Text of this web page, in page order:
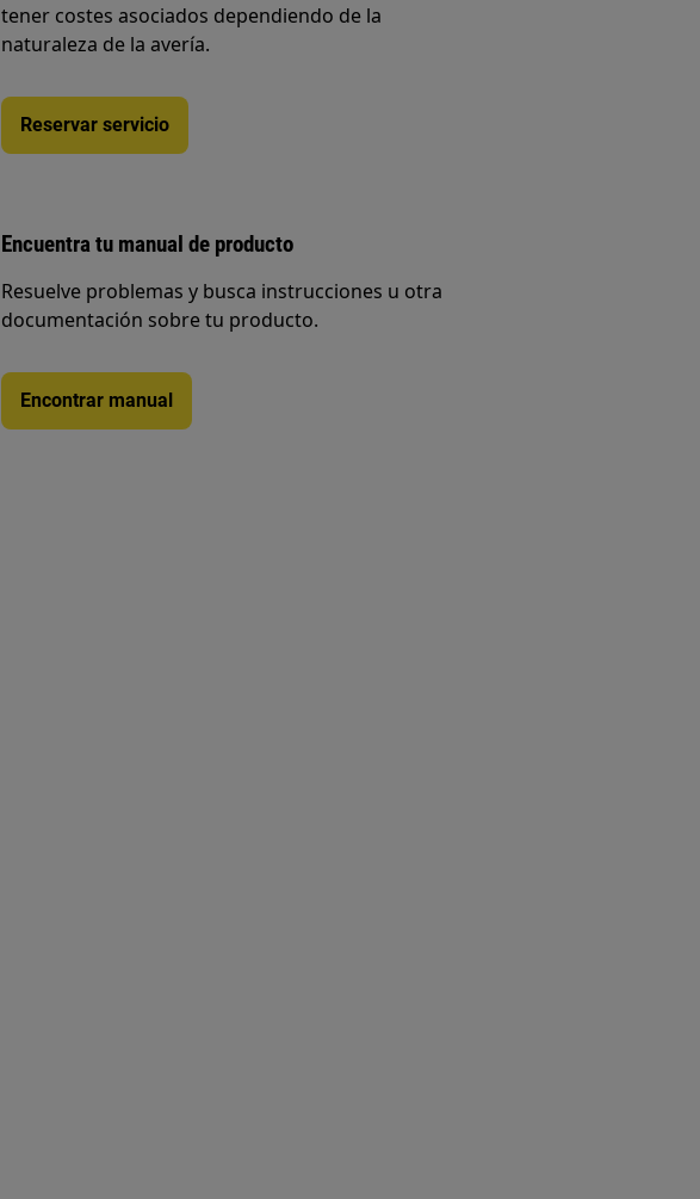
tener costes asociados dependiendo de la
naturaleza de la avería.
Reservar servicio
Encuentra tu manual de producto
Resuelve problemas y busca instrucciones u otra
documentación sobre tu producto.
Encontrar manual